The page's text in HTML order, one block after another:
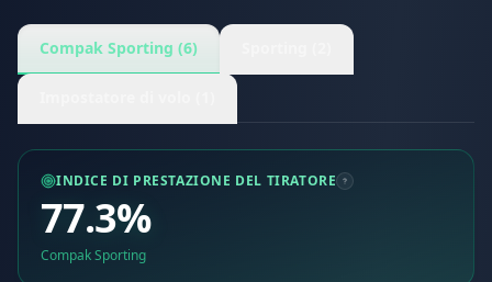
Compak Sporting (6)
INDICE DI PRESTAZIONE DEL TIRATORE
77.3%
Compak Sporting